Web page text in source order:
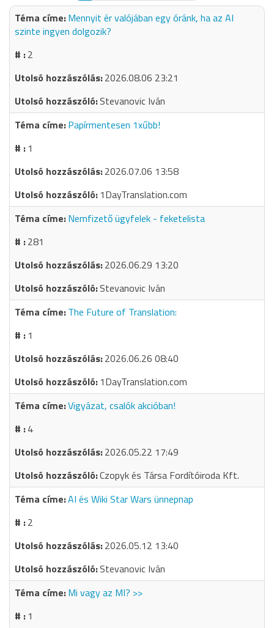
Mennyit ér valójában egy óránk, ha az AI
szinte ingyen dolgozik?
2
2026.08.06 23:21
Stevanovic Iván
Papírmentesen 1xűbb!
1
2026.07.06 13:58
1DayTranslation.com
Nemfizető ügyfelek - feketelista
281
2026.06.29 13:20
Stevanovic Iván
The Future of Translation:
1
2026.06.26 08:40
1DayTranslation.com
Vigyázat, csalók akcióban!
4
2026.05.22 17:49
Czopyk és Társa Fordítóiroda Kft.
AI és Wiki Star Wars ünnepnap
2
2026.05.12 13:40
Stevanovic Iván
Mi vagy az MI? >>
1